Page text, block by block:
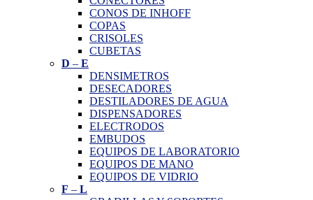
CONOS DE INHOFF
COPAS
CRISOLES
CUBETAS
D – E
DENSIMETROS
DESECADORES
DESTILADORES DE AGUA
DISPENSADORES
ELECTRODOS
EMBUDOS
EQUIPOS DE LABORATORIO
EQUIPOS DE MANO
EQUIPOS DE VIDRIO
F – L